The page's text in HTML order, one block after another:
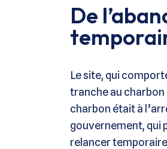
De
Le site, qui
tranche au charbon
charbon était à
gouvernement, qui
relancer